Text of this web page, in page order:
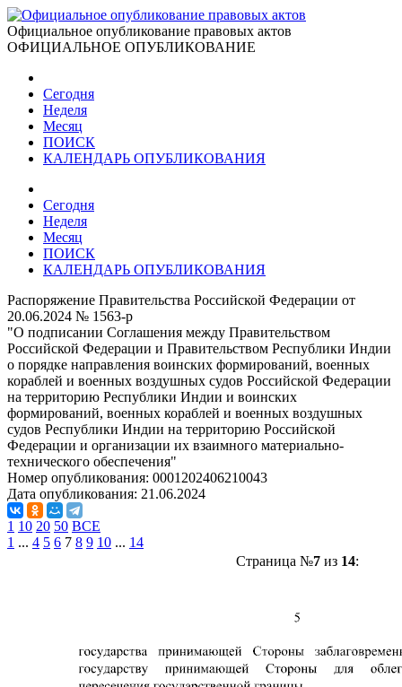
Официальное опубликование правовых актов
ОФИЦИАЛЬНОЕ ОПУБЛИКОВАНИЕ
Сегодня
Неделя
Месяц
ПОИСК
КАЛЕНДАРЬ ОПУБЛИКОВАНИЯ
Сегодня
Неделя
Месяц
ПОИСК
КАЛЕНДАРЬ ОПУБЛИКОВАНИЯ
Распоряжение Правительства Российской Федерации от
20.06.2024 № 1563-р
"О подписании Соглашения между Правительством
Российской Федерации и Правительством Республики Индии
о порядке направления воинских формирований, военных
кораблей и военных воздушных судов Российской Федерации
на территорию Республики Индии и воинских
формирований, военных кораблей и военных воздушных
судов Республики Индии на территорию Российской
Федерации и организации их взаимного материально-
технического обеспечения"
Номер опубликования: 0001202406210043
Дата опубликования: 21.06.2024
1 10 20 50 ВСЕ
1 ... 4 5 6 7 8 9 10 ... 14
Страница №7из 14: